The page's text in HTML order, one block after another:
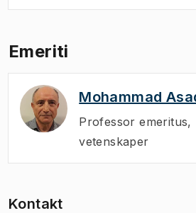
Emeriti
Mohammad
Professor emeritus,
vetenskaper
Kontakt